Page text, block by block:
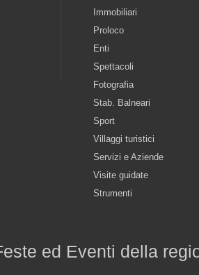
Immobiliari
Proloco
Enti
Spettacoli
Fotografia
Stab. Balneari
Sport
Villaggi turistici
Servizi e Aziende
Visite guidate
Strumenti
ed Eventi della